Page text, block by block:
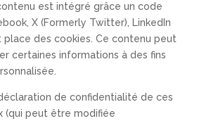
est intégré grâce un code
X (Formerly Twitter), LinkedIn
place des cookies. Ce contenu peut
certaines informations à des fins
de confidentialité de ces
(qui peut être modifiée